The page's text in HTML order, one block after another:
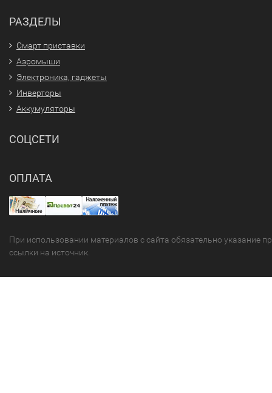
РАЗДЕЛЫ
Смарт приставки
Аэромыши
Электроника, гаджеты
Инверторы
Аккумуляторы
СОЦСЕТИ
ОПЛАТА
При использовании материалов с сайта обязательно указание
ссылки на источник.